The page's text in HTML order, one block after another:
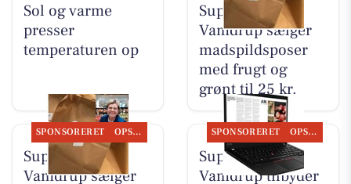
Sol og varme
presser
temperaturen op
SuperBrugsen
Vamdrup sælger
madspildsposer
med frugt og
grønt til 25 kr.
SPONSORERET OPSLAGSTAVLEN
SuperBrugsen
Vamdrup sælger
SPONSORERET OPSLAGSTAVLEN
SuperBrugsen
Vamdrup tilbyder